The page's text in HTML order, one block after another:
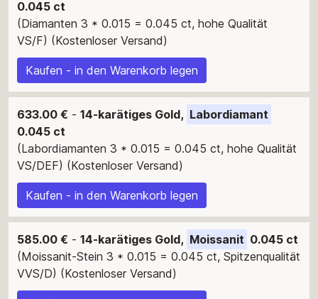
0.045 ct
(Diamanten 3 * 0.015 = 0.045 ct, hohe Qualität
VS/F) (Kostenloser Versand)
Kaufen - in den Warenkorb legen
633.00 € - 14-karätiges Gold, Labordiamant
0.045 ct
(Labordiamanten 3 * 0.015 = 0.045 ct, hohe Qualität
VS/DEF) (Kostenloser Versand)
Kaufen - in den Warenkorb legen
585.00 € - 14-karätiges Gold, Moissanit 0.045 ct
(Moissanit-Stein 3 * 0.015 = 0.045 ct, Spitzenqualität
VVS/D) (Kostenloser Versand)